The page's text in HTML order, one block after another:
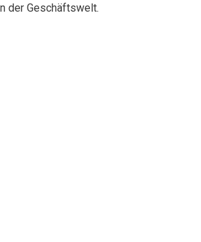
der Geschäftswelt.